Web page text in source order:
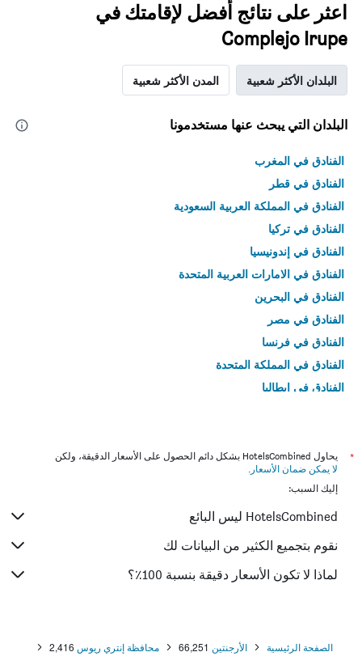
اعثر على نتائج أفضل لإقامتك في
Complejo Irupe
البلدان الأكثر شعبية المدن الأكثر شعبية
البلدان التي يبحث عنها مستخدمونا
الفنادق في المغرب
الفنادق في قطر
الفنادق في المملكة العربية السعودية
الفنادق في تركيا
الفنادق في إندونيسيا
الفنادق في الامارات العربية المتحدة
الفنادق في البحرين
الفنادق في مصر
الفنادق في فرنسا
الفنادق في المملكة المتحدة
الفنادق في إيطاليا
*
يحاول HotelsCombined بشكل دائم الحصول على الأسعار الدقيقة، ولكن
لا يمكن ضمان الأسعار .
إليك السبب:
HotelsCombined ليس البائع
نقوم بتجميع الكثير من البيانات لك
لماذا لا تكون الأسعار دقيقة بنسبة 100٪؟
الصفحة الرئيسية الأرجنتين 66,251 محافظة إنتري ريوس 2,416